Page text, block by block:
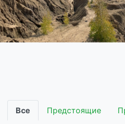
Все Предстоящие